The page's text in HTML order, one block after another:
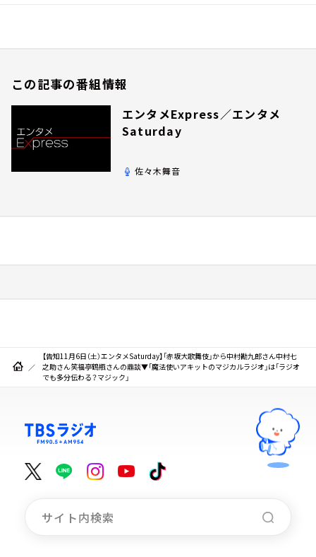
この記事の番組情報
エンタメExpress／エンタメ
Saturday
佐々木舞音
【告知11月6日（土）エンタメSaturday】「赤坂大歌舞伎」から中村勘九郎さん中村七
之助さん笑福亭鶴瓶さんの鼎談▼「魔法使いアキットのマジカルラジオ」は「ラジオ
でも多分伝わる？マジック」